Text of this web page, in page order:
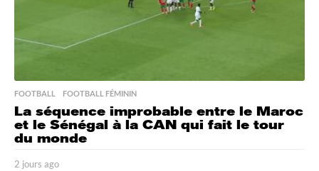
FOOTBALL ,FOOTBALL FÉMININ
La séquence improbable entre le Maroc
et le Sénégal à la CAN qui fait le tour
du monde
2 jours ago